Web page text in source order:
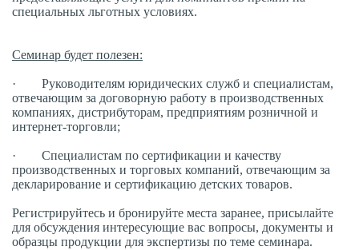
специальных льготных условиях.
Семинар будет полезен:
· Руководителям юридических служб и специалистам,
отвечающим за договорную работу в производственных
компаниях, дистрибуторам, предприятиям розничной и
интернет-торговли;
· Специалистам по сертификации и качеству
производственных и торговых компаний, отвечающим за
декларирование и сертификацию детских товаров.
Регистрируйтесь и бронируйте места заранее, присылайте
для обсуждения интересующие вас вопросы, документы и
образцы продукции для экспертизы по теме семинара.